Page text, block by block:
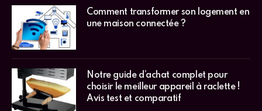
Comment transformer son logement en
une maison connectée ?
Notre guide d’achat complet pour
choisir le meilleur appareil à raclette !
Avis test et comparatif